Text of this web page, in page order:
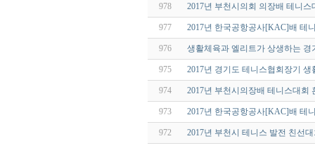
978 2017년 부천시의회 의장배 테니스
977 2017년 한국공항공사[KAC]배 테
976 생활체육과 엘리트가 상생하는 경
975 2017년 경기도 테니스협회장기
974 2017년 부천시의장배 테니스대회
973 2017년 한국공항공사[KAC]배 테
972 2017년 부천시 테니스 발전 친선